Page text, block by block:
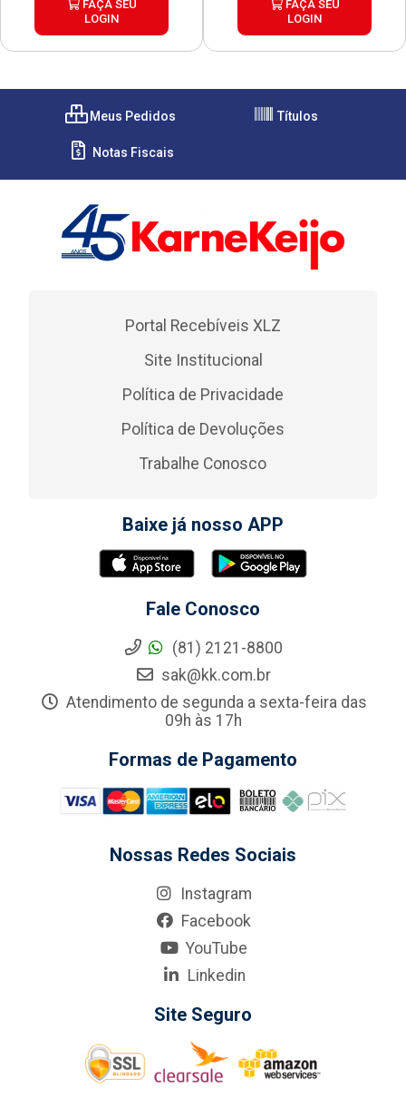
FAÇA SEU
LOGIN
FAÇA SEU
LOGIN
Meus Pedidos Títulos
Notas Fiscais
Portal Recebíveis XLZ
Site Institucional
Política de Privacidade
Política de Devoluções
Trabalhe Conosco
Baixe já nosso APP
Fale Conosco
(81) 2121-8800
sak@kk.com.br
Atendimento de segunda a sexta-feira das
09h às 17h
Formas de Pagamento
Nossas Redes Sociais
Instagram
Facebook
YouTube
Linkedin
Site Seguro